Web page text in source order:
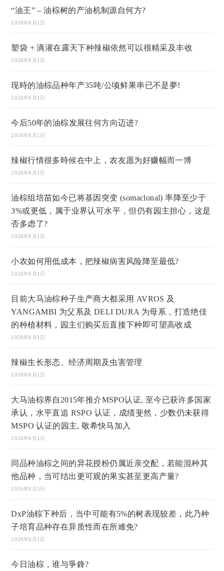
“油王” – 油棕树的产油机制源自何方?
2026年8月1日
塑袋 + 滴灌在露天下种辣椒依然可以很精采及丰收
2026年8月1日
现時的油棕品种年产35吨/公顷鲜果串已不是夢!
2026年8月1日
今后50年的油棕发展往何方向迈进?
2026年8月1日
辣椒行情很多時候在中上，农友愿为好赚幅而一博
2026年8月1日
油棕组培苗如今已将基因突变 (somaclonal) 率降至少于
3%或更低，属于业界认可水平，但仍有园主担心，这是
否多虑了?
2026年8月1日
小农如何用低成本，把辣椒病害风险降至最低?
2026年8月1日
目前大马油棕种子生产商大都采用 AVROS 及
YANGAMBI 为父系及 DELI DURA 为母系，打造绝佳
的种植材料，园主们购买后直接下种即可望高收成
2026年8月1日
辣椒生长形态、经济周期及虫害管理
2026年8月1日
大马油棕界自2015年推介MSPO认证, 至今已获许多国家
承认，水平直追 RSPO 认证，成绩斐然，少数仍未获得
MSPO 认证的园主, 敬希快马加入
2026年8月1日
同品种油棕之间的异花授粉仍属近亲交配，若能混种其
他品种，当可结出更可观的果实甚至更高产量?
2026年8月1日
DxP油棕下种后，当中可能有5%的树表现较差，此乃种
子培育品种存在异质性而在所难免?
2026年8月1日
今日油棕，谁与爭鋒?